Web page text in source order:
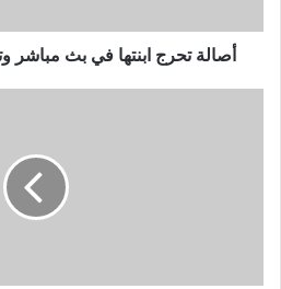
أمام
الجميعأصالة تحرج ابنتها في بث مباشر